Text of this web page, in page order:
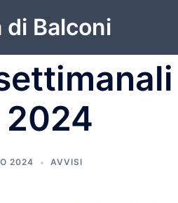
di Balconi
2024 AVVISI